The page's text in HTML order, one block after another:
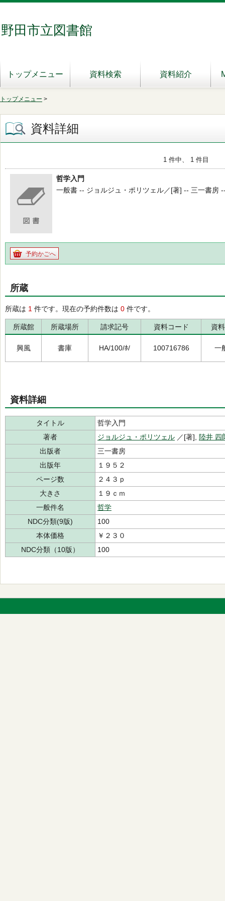
野田市立図書館
トップメニュー 資料検索 資料紹介
トップメニュー >
資料詳細
1 件中、 1 件目
哲学入門
一般書 -- ジョルジュ・ポリツェル／[著] -- 三一書房
予約かごへ
所蔵
所蔵は 1 件です。現在の予約件数は 0 件です。
所蔵館 所蔵場所 請求記号 資料コード 資
興風 書庫 HA/100/ﾎ/ 100716786 一
資料詳細
タイトル
哲学入門
著者
ジョルジュ・ポリツェル ／[著], 陸井 四
出版者
三一書房
出版年
１９５２
ページ数
２４３ｐ
大きさ
１９ｃｍ
一般件名
哲学
NDC分類(9版)
100
本体価格
￥２３０
NDC分類（10版）
100